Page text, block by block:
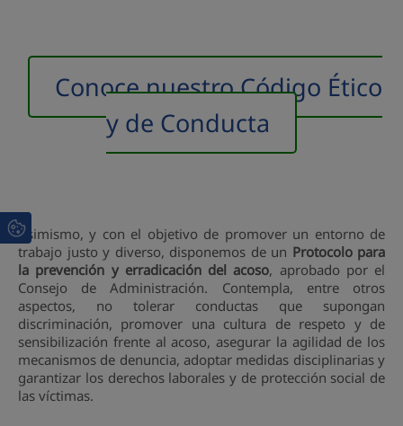
Conoce nuestro Código Ético
y de Conducta
Asimismo, y con el objetivo de promover un entorno de
trabajo justo y diverso, disponemos de un Protocolo para
la prevención y erradicación del acoso, aprobado por el
Consejo de Administración. Contempla, entre otros
aspectos, no tolerar conductas que supongan
discriminación, promover una cultura de respeto y de
sensibilización frente al acoso, asegurar la agilidad de los
mecanismos de denuncia, adoptar medidas disciplinarias y
garantizar los derechos laborales y de protección social de
las víctimas.